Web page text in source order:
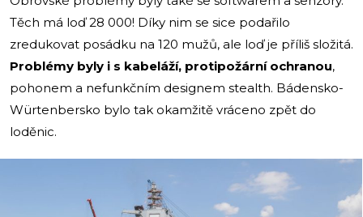
Těch má loď 28 000! Díky nim se sice podařilo
zredukovat posádku na 120 mužů, ale loď je příliš složitá.
Problémy byly i s kabeláží, protipožární ochranou,
pohonem a nefunkčním designem stealth. Bádensko-
Würtenbersko bylo tak okamžitě vráceno zpět do
loděnic.